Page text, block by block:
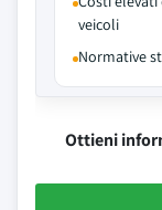
veicoli
Normative
Ottieni